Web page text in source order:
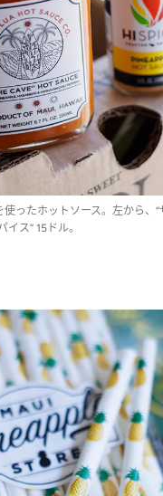
ったホットソース。左から、“
イス” 15ドル。